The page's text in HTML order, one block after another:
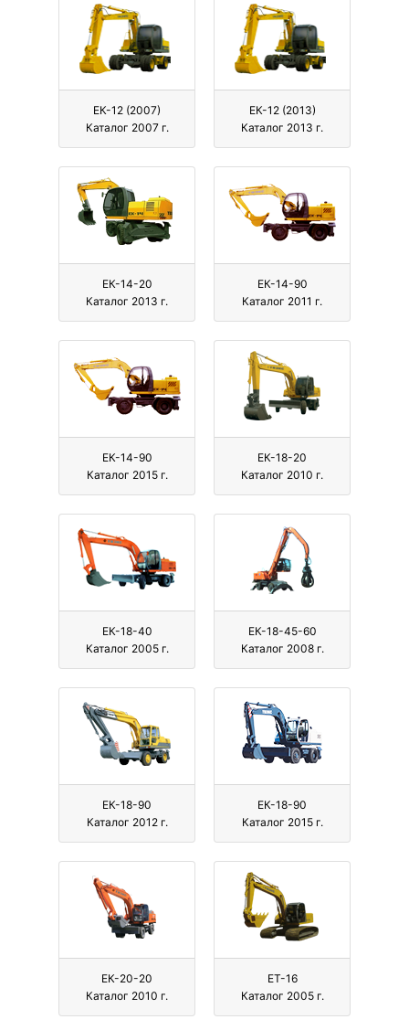
ЕК-12 (2007)
Каталог 2007 г.
ЕК-12 (2013)
Каталог 2013 г.
ЕК-14-20
Каталог 2013 г.
ЕК-14-90
Каталог 2011 г.
ЕК-14-90
Каталог 2015 г.
ЕК-18-20
Каталог 2010 г.
ЕК-18-40
Каталог 2005 г.
ЕК-18-45-60
Каталог 2008 г.
ЕК-18-90
Каталог 2012 г.
ЕК-18-90
Каталог 2015 г.
ЕК-20-20
Каталог 2010 г.
ЕТ-16
Каталог 2005 г.